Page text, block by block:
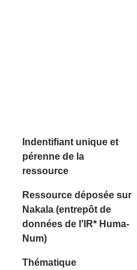
Indentifiant unique et
pérenne de la
ressource
Ressource déposée sur
Nakala (entrepôt de
données de l'IR* Huma-
Num)
Thématique